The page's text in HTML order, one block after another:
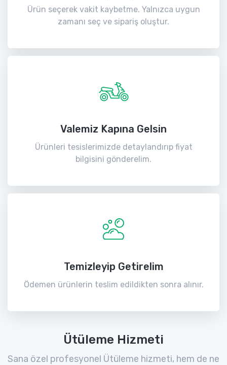
Ürün seçerek vakit kaybetme. Yalnızca uygun
zamanı seç ve sipariş oluştur.
Valemiz Kapına Gelsin
Ürünleri tesislerimizde detaylandırıp fiyat
bilgisini gönderelim.
Temizleyip Getirelim
Ödemen ürünlerin teslim edildikten sonra alınır.
Ütüleme Hizmeti
Sana özel profesyonel Ütüleme hizmeti, hem de ne